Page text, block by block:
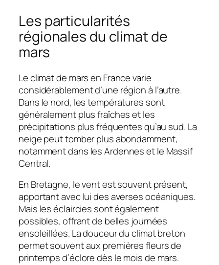
Les particularités
régionales du climat de
mars
Le climat de mars en France varie
considérablement d’une région à l’autre.
Dans le nord, les températures sont
généralement plus fraîches et les
précipitations plus fréquentes qu’au sud. La
neige peut tomber plus abondamment,
notamment dans les Ardennes et le Massif
Central.
En Bretagne, le vent est souvent présent,
apportant avec lui des averses océaniques.
Mais les éclaircies sont également
possibles, offrant de belles journées
ensoleillées. La douceur du climat breton
permet souvent aux premières fleurs de
printemps d’éclore dès le mois de mars.